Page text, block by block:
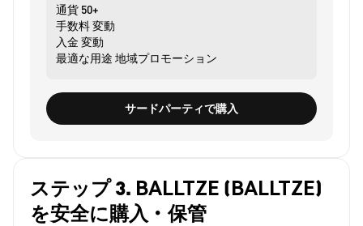
通貨 50+
手数料変動
入金 変動
最適な用途 地域プロモーション
サードパーティで購入
ステップ 3. BALLTZE (BALLTZE)
を安全に購入・保管